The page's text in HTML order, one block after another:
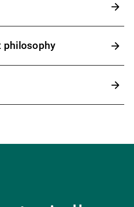
philosophy